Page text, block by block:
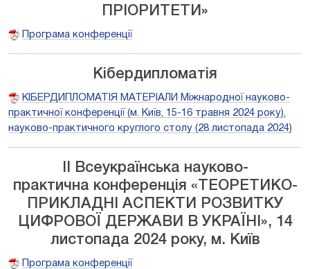
ПРІОРИТЕТИ»
Програма конференції
Кібердипломатія
КІБЕРДИПЛОМАТІЯ МАТЕРІАЛИ Міжнародної науково-
практичної конференції (м. Київ, 15-16 травня 2024 року),
науково-практичного круглого столу (28 листопада 2024)
ІІ Всеукраїнська науково-
практична конференція «ТЕОРЕТИКО-
ПРИКЛАДНІ АСПЕКТИ РОЗВИТКУ
ЦИФРОВОЇ ДЕРЖАВИ В УКРАЇНІ», 14
листопада 2024 року, м. Київ
Програма конференції